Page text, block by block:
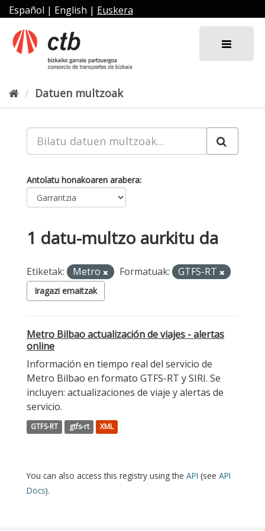
Joan
edukira
Español | English | Euskera
Datuen multzoak
Antolatu honakoaren arabera
1 datu-multzo aurkitu da
Etiketak: Metro Formatuak: GTFS-RT
Iragazi emaitzak
Metro Bilbao actualización de viajes - alertas
online
Información en tiempo real del servicio de
Metro Bilbao en formato GTFS-RT y SIRI. Se
incluyen: actualizaciones de viaje y alertas de
servicio.
GTFS-RT gtfs-rt XML
You can also access this registry using the API (see API
Docs).